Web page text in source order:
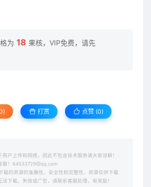
为 18 果核，VIP免费，请先
打赏 点赞 (0)
用户上传和网络，因此不包含技术服务请大家谅解！
服！64533729@qq.com
载的资源的准确性、安全性和完整性，资源仅供下载
法下载、失效或广告，请联系客服处理，有奖励！